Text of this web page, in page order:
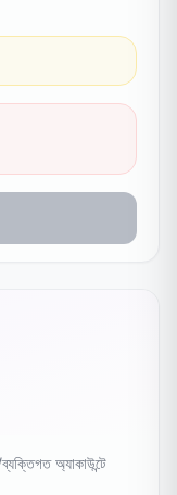
অ্যাকাউন্টে